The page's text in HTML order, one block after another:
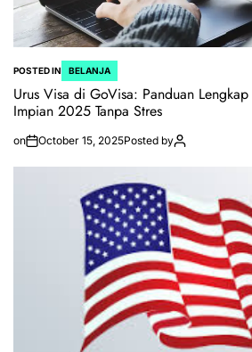
POSTED IN BELANJA
Urus Visa di GoVisa: Panduan
Impian 2025 Tanpa Stres
on October 15, 2025Posted by